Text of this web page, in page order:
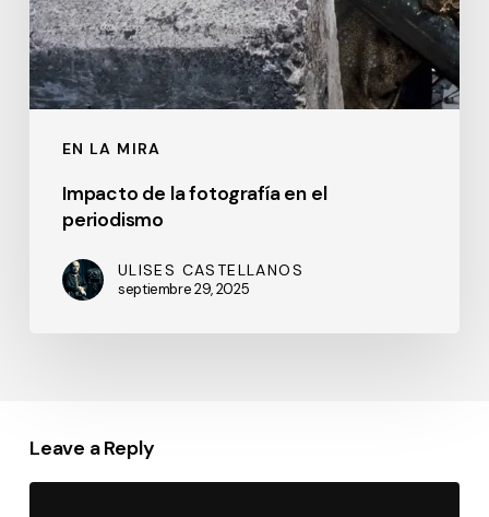
EN LA MIRA
Impacto de la fotografía en el
periodismo
ULISES CASTELLANOS
septiembre 29, 2025
Leave a Reply